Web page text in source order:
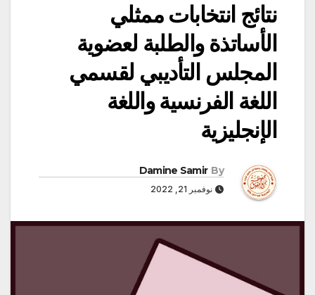
نتائج انتخابات ممثلي
الأساتذة والطلبة لعضوية
المجلس التأديبي لقسمي
اللغة الفرنسية واللغة
الإنجليزية
By
Damine Samir
نوفمبر 21, 2022